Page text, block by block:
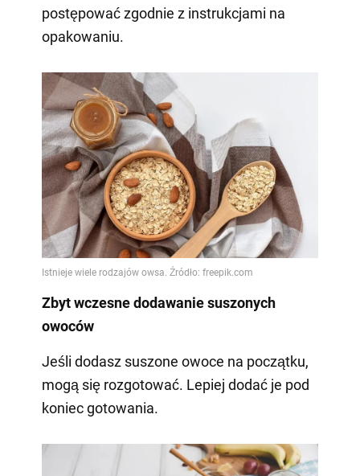
postępować zgodnie z instrukcjami na
opakowaniu.
Zbyt wczesne dodawanie suszonych
owoców
Jeśli dodasz suszone owoce na początku,
mogą się rozgotować. Lepiej dodać je pod
koniec gotowania.